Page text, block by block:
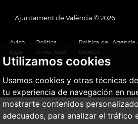
Utilizamos cookies
Usamos cookies y otras técnicas
tu experiencia de navegación en
mostrarte contenidos
adecuados, para analizar el tráfico
Ajuntament de València © 2026
Aviso
legal
Política
privacidad
Política de
cookies
Agencia